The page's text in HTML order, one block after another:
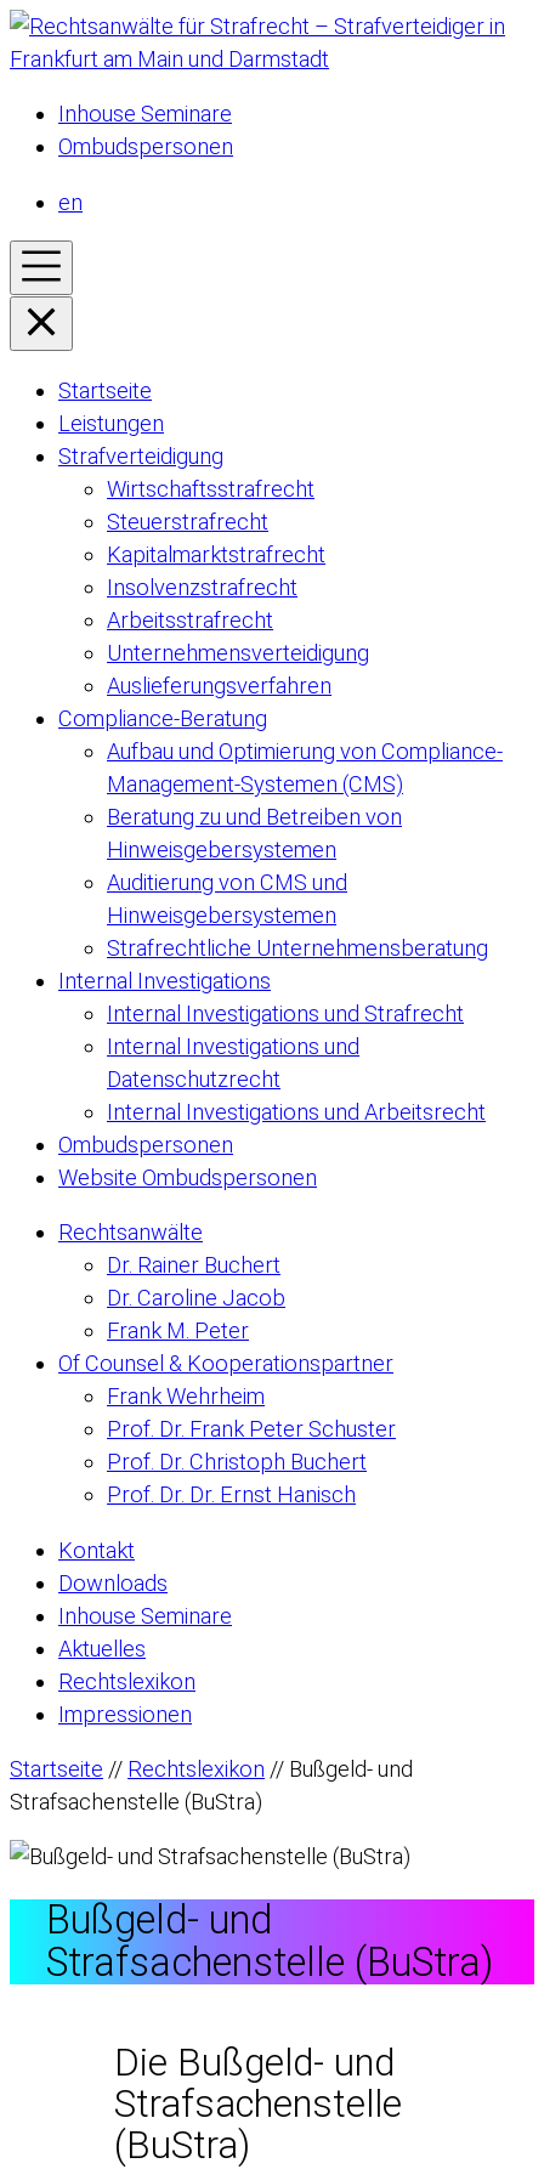
Inhouse Seminare
Ombudspersonen
en
Startseite
Leistungen
Strafverteidigung
Wirtschaftsstrafrecht
Steuerstrafrecht
Kapitalmarktstrafrecht
Insolvenzstrafrecht
Arbeitsstrafrecht
Unternehmensverteidigung
Auslieferungsverfahren
Compliance-Beratung
Aufbau und Optimierung von Compliance-
Management-Systemen (CMS)
Beratung zu und Betreiben von
Hinweisgebersystemen
Auditierung von CMS und
Hinweisgebersystemen
Strafrechtliche Unternehmensberatung
Internal Investigations
Internal Investigations und Strafrecht
Internal Investigations und
Datenschutzrecht
Internal Investigations und Arbeitsrecht
Ombudspersonen
Website Ombudspersonen
Rechtsanwälte
Dr. Rainer Buchert
Dr. Caroline Jacob
Frank M. Peter
Of Counsel & Kooperationspartner
Frank Wehrheim
Prof. Dr. Frank Peter Schuster
Prof. Dr. Christoph Buchert
Prof. Dr. Dr. Ernst Hanisch
Kontakt
Downloads
Inhouse Seminare
Aktuelles
Rechtslexikon
Impressionen
Startseite // Rechtslexikon // Bußgeld- und
Strafsachenstelle (BuStra)
Bußgeld- und
Strafsachenstelle (BuStra)
Die Bußgeld- und
Strafsachenstelle
(BuStra)